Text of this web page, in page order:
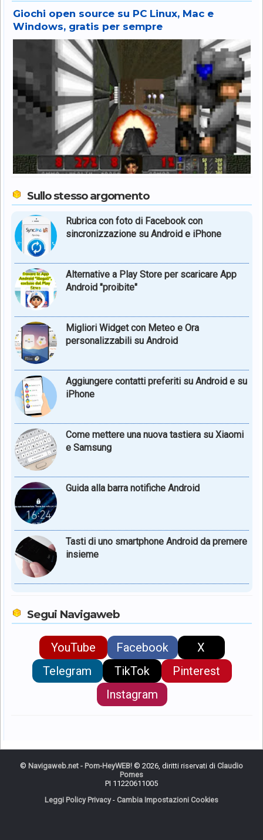
Giochi open source su PC Linux, Mac e
Windows, gratis per sempre
Sullo stesso argomento
Rubrica con foto di Facebook con
sincronizzazione su Android e iPhone
Alternative a Play Store per scaricare App
Android "proibite"
Migliori Widget con Meteo e Ora
personalizzabili su Android
Aggiungere contatti preferiti su Android e su
iPhone
Come mettere una nuova tastiera su Xiaomi
e Samsung
Guida alla barra notifiche Android
Tasti di uno smartphone Android da premere
insieme
Segui Navigaweb
YouTube Facebook
X
Telegram
TikTok
Pinterest
Instagram
© Navigaweb.net - Pom-HeyWEB! © 2026, diritti riservati di Claudio
Pomes
PI 11220611005
Leggi Policy Privacy- Cambia Impostazioni Cookies